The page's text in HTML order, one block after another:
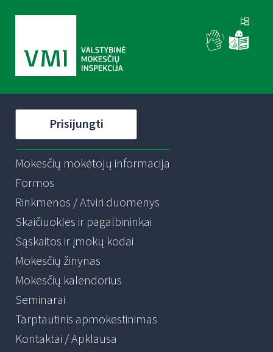
Prisijungti
Mokesčių mokėtojų informacija
Formos
Rinkmenos / Atviri duomenys
Skaičiuoklės ir pagalbininkai
Sąskaitos ir įmokų kodai
Mokesčių žinynas
Mokesčių kalendorius
Seminarai
Tarptautinis apmokestinimas
Kontaktai / Apklausa